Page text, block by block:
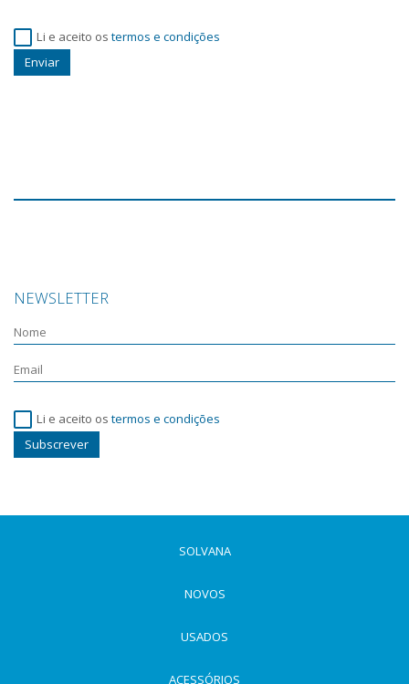
Li e aceito os termos e condições
Enviar
NEWSLETTER
Li e aceito os termos e condições
Subscrever
SOLVANA
NOVOS
USADOS
ACESSÓRIOS